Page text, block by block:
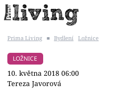
BYDLENÍ SLAVNÝCH
Prima Living ■ Bydlení Ložnice
LOŽNICE
10. května 2018 06:00
Tereza Javorová